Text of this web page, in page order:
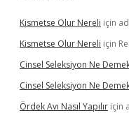
Kismetse Olur Nereli için
Kismetse Olur Nereli için
Cinsel Seleksiyon Ne
Cinsel Seleksiyon Ne
Ördek Avı Nasıl Yapılır için